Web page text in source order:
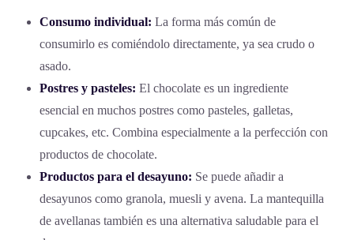
Consumo individual: La forma más común de
consumirlo es comiéndolo directamente, ya sea crudo o
asado.
Postres y pasteles: El chocolate es un ingrediente
esencial en muchos postres como pasteles, galletas,
cupcakes, etc. Combina especialmente a la perfección con
productos de chocolate.
Productos para el desayuno: Se puede añadir a
desayunos como granola, muesli y avena. La mantequilla
de avellanas también es una alternativa saludable para el